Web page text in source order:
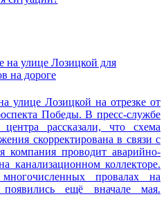
на улице Лозицкой для
на дороге
улице Лозицкой на отрезке от
Победы. В пресс-службе
рассказали, что схема
скорректирована в связи с
компания проводит аварийно-
канализационном коллекторе.
провалах на
ещё вначале мая.